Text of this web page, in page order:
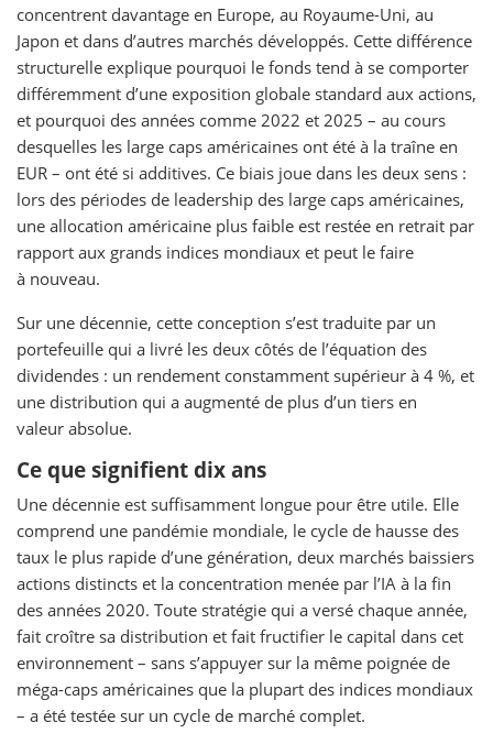
concentrent davantage en Europe, au Royaume-Uni, au
Japon et dans d’autres marchés développés. Cette différence
structurelle explique pourquoi le fonds tend à se comporter
différemment d’une exposition globale standard aux actions,
et pourquoi des années comme 2022 et 2025 – au cours
desquelles les large caps américaines ont été à la traîne en
EUR – ont été si additives. Ce biais joue dans les deux sens :
lors des périodes de leadership des large caps américaines,
une allocation américaine plus faible est restée en retrait par
rapport aux grands indices mondiaux et peut le faire
à nouveau.
Sur une décennie, cette conception s’est traduite par un
portefeuille qui a livré les deux côtés de l’équation des
dividendes : un rendement constamment supérieur à 4 %, et
une distribution qui a augmenté de plus d’un tiers en
valeur absolue.
Ce que signifient dix ans
Une décennie est suffisamment longue pour être utile. Elle
comprend une pandémie mondiale, le cycle de hausse des
taux le plus rapide d’une génération, deux marchés baissiers
actions distincts et la concentration menée par l’IA à la fin
des années 2020. Toute stratégie qui a versé chaque année,
fait croître sa distribution et fait fructifier le capital dans cet
environnement – sans s’appuyer sur la même poignée de
méga-caps américaines que la plupart des indices mondiaux
– a été testée sur un cycle de marché complet.